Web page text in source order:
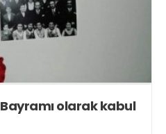
olarak kabul